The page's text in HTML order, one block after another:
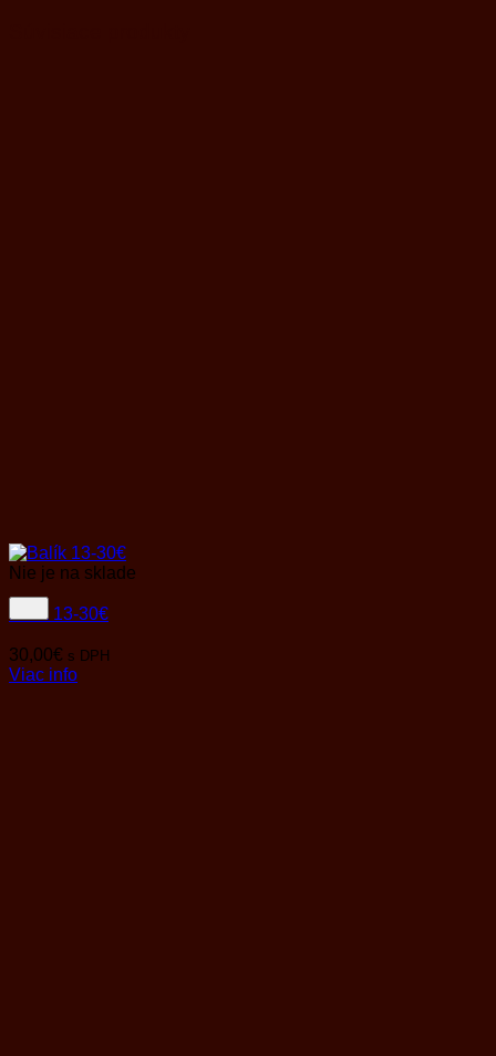
Nie je na sklade
Balík 13-30€
30,00€ s DPH
Viac info